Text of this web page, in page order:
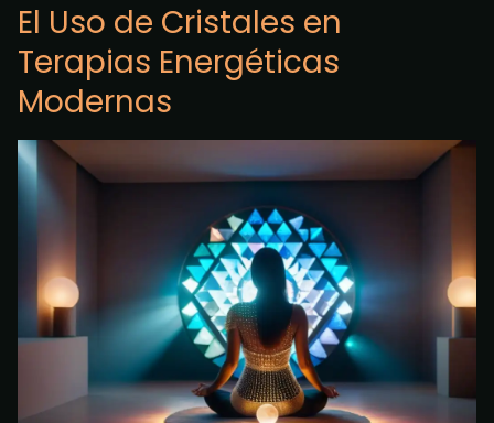
El Uso de Cristales en
Terapias Energéticas
Modernas